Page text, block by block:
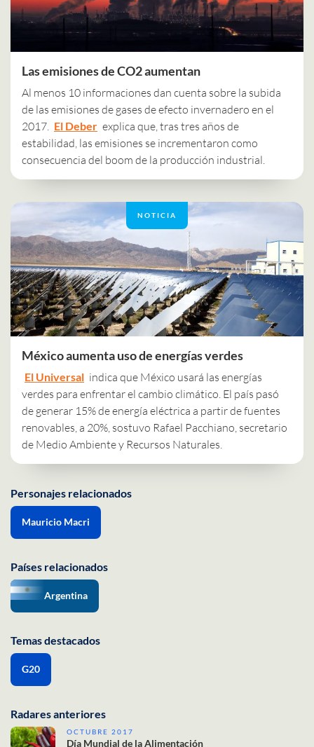
Las emisiones de CO2 aumentan
Al menos 10 informaciones dan cuenta sobre la subida
de las emisiones de gases de efecto invernadero en el
2017. El Deber explica que, tras tres años de
estabilidad, las emisiones se incrementaron como
consecuencia del boom de la producción industrial.
NOTICIA
México aumenta uso de energías verdes
El Universal indica que México usará las energías
verdes para enfrentar el cambio climático. El país pasó
de generar 15% de energía eléctrica a partir de fuentes
renovables, a 20%, sostuvo Rafael Pacchiano, secretario
de Medio Ambiente y Recursos Naturales.
Personajes relacionados
Mauricio Macri
Países relacionados
Argentina
Temas destacados
G20
Radares anteriores
OCTUBRE 2017
Día Mundial de la Alimentación